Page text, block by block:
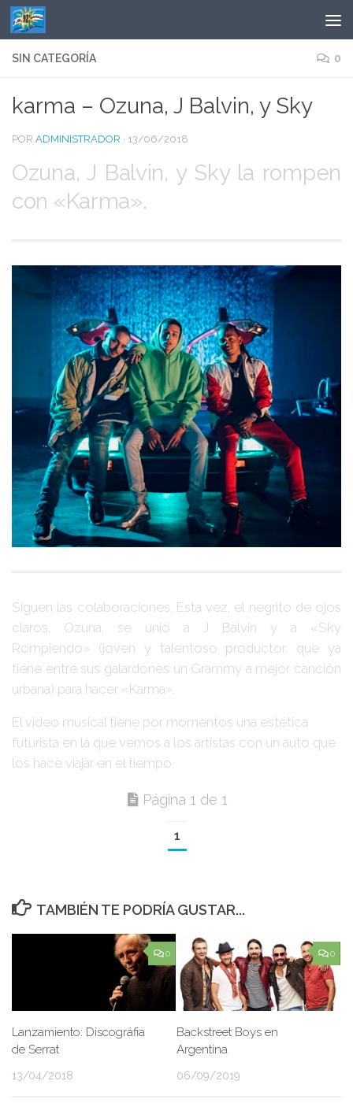
Saltar al contenido
SIN CATEGORÍA 0
karma – Ozuna, J Balvin, y Sky
POR ADMINISTRADOR · 13/06/2018
Ozuna, J Balvin, y Sky la rompen
con «Karma».
Siguen las colaboraciones. Esta vez, el negrito de ojos
claros, Ozuna , se unió a J Balvin y a «Sky
Rompiendo» (joven y talentoso productor, que ya
tiene entre sus galardones un Grammy a mejor canción
urbana) para hacer «Karma»
El video musical tiene por momentos una estética
futurista en la que vemos a los artistas con un auto que
los hace viajar en el tiempo.
Página 1 de 1
1
TAMBIÉN TE PODRÍA GUSTAR...
0
Lanzamiento: Discográfia
de Serrat
13/04/2018
0
Backstreet Boys en
Argentina
06/09/2019